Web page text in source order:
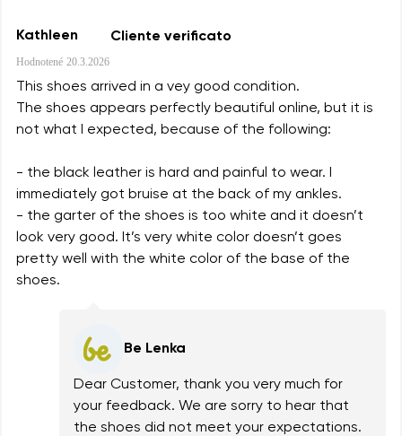
Kathleen Cliente verificato
Hodnotené 20.3.2026
This shoes arrived in a vey good condition.
The shoes appears perfectly beautiful online, but it is
not what I expected, because of the following:
- the black leather is hard and painful to wear. I
immediately got bruise at the back of my ankles.
- the garter of the shoes is too white and it doesn’t
look very good. It’s very white color doesn’t goes
pretty well with the white color of the base of the
shoes.
Be Lenka
Dear Customer, thank you very much for
your feedback. We are sorry to hear that
the shoes did not meet your expectations.